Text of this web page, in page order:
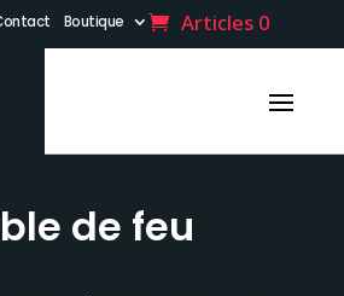
Boutique Articles 0
de feu